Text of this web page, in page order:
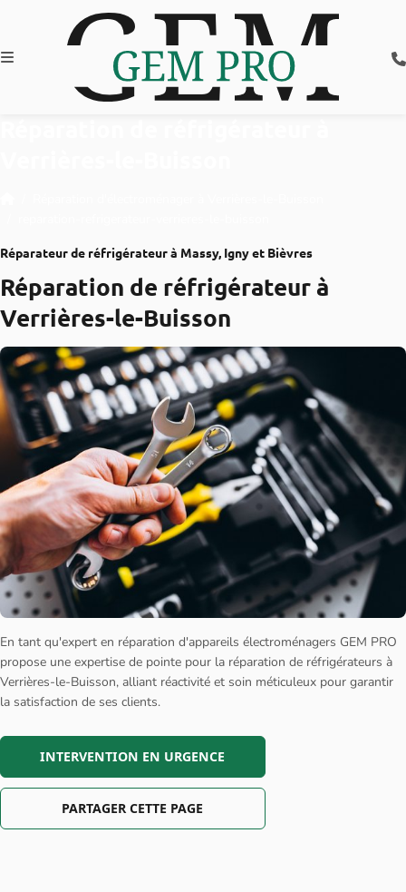
Réparation de réfrigérateur à
Verrières-le-Buisson
Réparateur de réfrigérateur à Massy, Igny et Bièvres
En tant qu'expert en réparation d'appareils électroménagers GEM PRO
propose une expertise de pointe pour la réparation de réfrigérateurs à
Verrières-le-Buisson, alliant réactivité et soin méticuleux pour garantir
la satisfaction de ses clients.
INTERVENTION EN URGENCE
PARTAGER CETTE PAGE